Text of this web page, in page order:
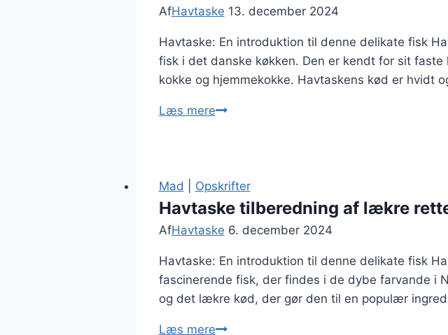
AfHavtaske 13. december 2024
Havtaske: En introduktion til denne delikate fisk
fisk i det danske køkken. Den er kendt for sit
kokke og hjemmekokke. Havtaskens kød er hvidt
Læs mereHavtaske
persillepesto
Mad Opskrifter
Havtaske tilberedning af lækre
AfHavtaske 6. december 2024
Havtaske: En introduktion til denne delikate fisk
fascinerende fisk, der findes i de dybe farvande i
og det lækre kød, der gør den til en populær
Læs mereHavtaske